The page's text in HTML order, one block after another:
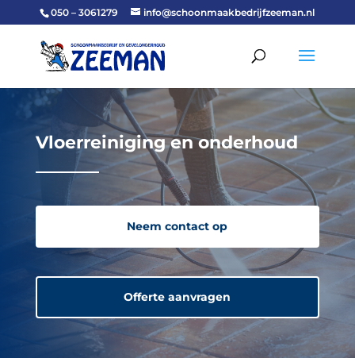
050 – 3061279 info@schoonmaakbedrijfzeeman.nl
Vloerreiniging en onderhoud
Neem contact op
Offerte aanvragen